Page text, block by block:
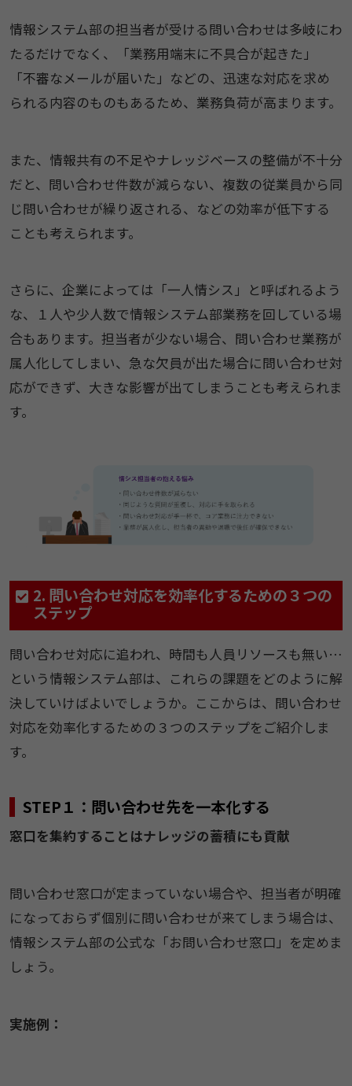
情報システム部の担当者が受ける問い合わせは多岐にわ
たるだけでなく、「業務用端末に不具合が起きた」
「不審なメールが届いた」などの、迅速な対応を求め
られる内容のものもあるため、業務負荷が高まります。
また、情報共有の不足やナレッジベースの整備が不十分
だと、問い合わせ件数が減らない、複数の従業員から同
じ問い合わせが繰り返される、などの効率が低下する
ことも考えられます。
さらに、企業によっては「一人情シス」と呼ばれるよう
な、１人や少人数で情報システム部業務を回している場
合もあります。担当者が少ない場合、問い合わせ業務が
属人化してしまい、急な欠員が出た場合に問い合わせ対
応ができず、大きな影響が出てしまうことも考えられま
す。
2. 問い合わせ対応を効率化するための３つの
ステップ
問い合わせ対応に追われ、時間も人員リソースも無い…
という情報システム部は、これらの課題をどのように解
決していけばよいでしょうか。ここからは、問い合わせ
対応を効率化するための３つのステップをご紹介しま
す。
STEP１：問い合わせ先を一本化する
窓口を集約することはナレッジの蓄積にも貢献
問い合わせ窓口が定まっていない場合や、担当者が明確
になっておらず個別に問い合わせが来てしまう場合は、
情報システム部の公式な「お問い合わせ窓口」を定めま
しょう。
実施例：